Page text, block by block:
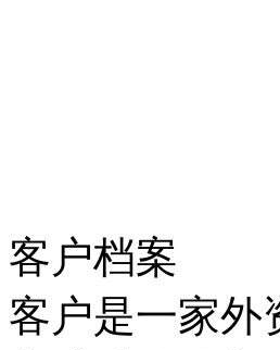
客户档案
客户是一家外